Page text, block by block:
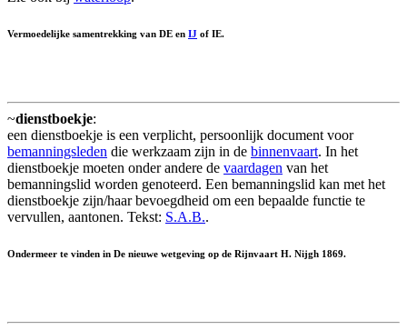
Vermoedelijke samentrekking van DE en IJ of IE.
~dienstboekje:
een dienstboekje is een verplicht, persoonlijk document voor
bemanningsleden die werkzaam zijn in de binnenvaart. In het
dienstboekje moeten onder andere de vaardagen van het
bemanningslid worden genoteerd. Een bemanningslid kan met het
dienstboekje zijn/haar bevoegdheid om een bepaalde functie te
vervullen, aantonen. Tekst: S.A.B..
Ondermeer te vinden in De nieuwe wetgeving op de Rijnvaart H. Nijgh 1869.